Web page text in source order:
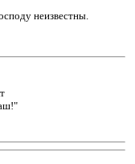
неизвестны.